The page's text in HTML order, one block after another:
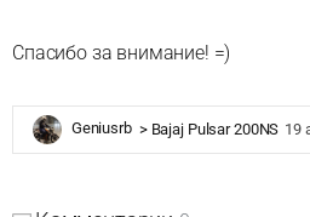
Спасибо за внимание! =)
Geniusrb > Bajaj Pulsar 200NS